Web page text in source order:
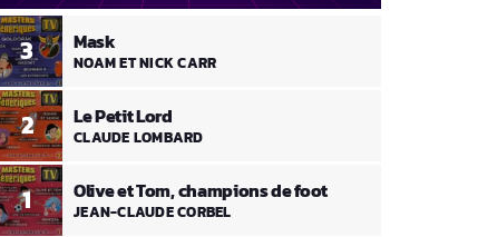
1 Olive et Tom, champions de foot
JEAN-CLAUDE CORBEL
2 Le Petit Lord
CLAUDE LOMBARD
3 Mask
NOAM ET NICK CARR